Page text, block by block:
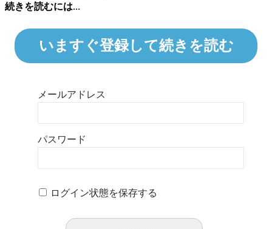
続きを読むには...
いますぐ登録して続きを読む
メールアドレス
パスワード
ログイン状態を保存する